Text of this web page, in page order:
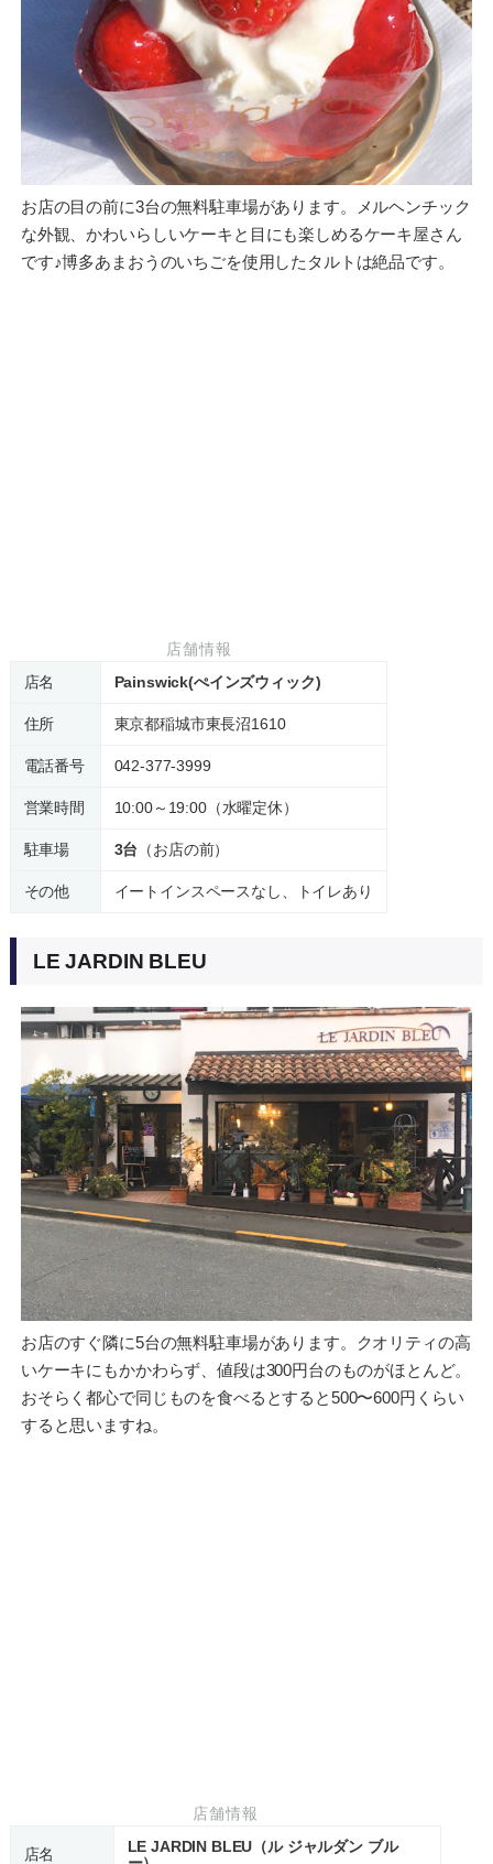
お店の目の前に3台の無料駐車場があります。メルヘンチック
な外観、かわいらしいケーキと目にも楽しめるケーキ屋さん
です♪博多あまおうのいちごを使用したタルトは絶品です。
店舗情報
店名
Painswick(ぺインズウィック)
住所 東京都稲城市東長沼1610
電話番号 042-377-3999
営業時間 10:00～19:00（水曜定休）
駐車場 3台 （お店の前）
その他 イートインスペースなし、トイレあり
LE JARDIN BLEU
お店のすぐ隣に5台の無料駐車場があります。クオリティの高
いケーキにもかかわらず、値段は300円台のものがほとんど。
おそらく都心で同じものを食べるとすると500〜600円くらい
すると思いますね。
店舗情報
店名
LE JARDIN BLEU（ル ジャルダン ブル